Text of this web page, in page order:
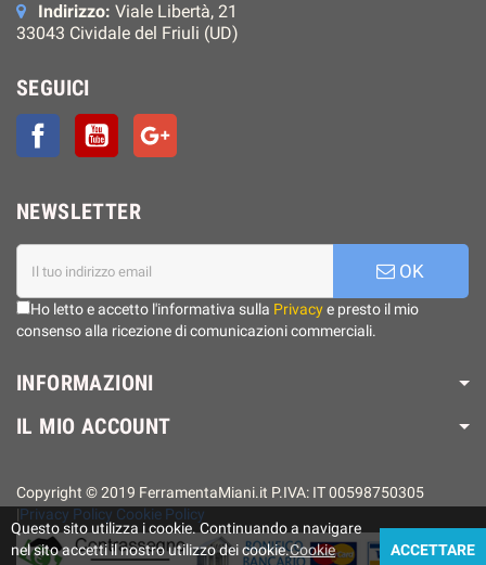
Indirizzo: Viale Libertà, 21
33043 Cividale del Friuli (UD)
SEGUICI
FacebookYouTube
NEWSLETTER
OK
Ho letto e accetto l'informativa sulla Privacye presto il mio
consenso alla ricezione di comunicazioni commerciali.
INFORMAZIONI
IL MIO ACCOUNT
Copyright © 2019 FerramentaMiani.it P.IVA: IT 00598750305
|Privacy Policy Cookie Policy
Questo sito utilizza i cookie. Continuando a navigare
nel sito accetti il ​​nostro utilizzo dei cookie.Cookie
ACCETTARE